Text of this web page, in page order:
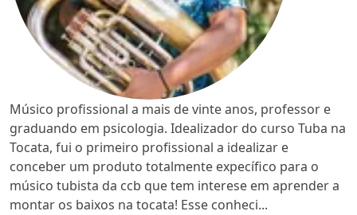
Músico profissional a mais de vinte anos, professor e
graduando em psicologia. Idealizador do curso Tuba na
Tocata, fui o primeiro profissional a idealizar e
conceber um produto totalmente expecífico para o
músico tubista da ccb que tem interese em aprender a
montar os baixos na tocata! Esse conheci...